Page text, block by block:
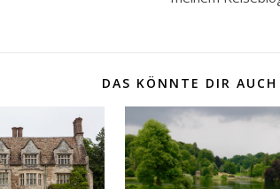
DAS KÖNNTE DIR AUCH